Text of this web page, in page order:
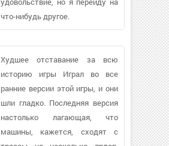
что-нибудь другое.
Худшее отставание за всю
историю игры Играл во все
ранние версии этой игры, и они
шли гладко. Последняя версия
настолько лагающая, что
машины, кажется, сходят с